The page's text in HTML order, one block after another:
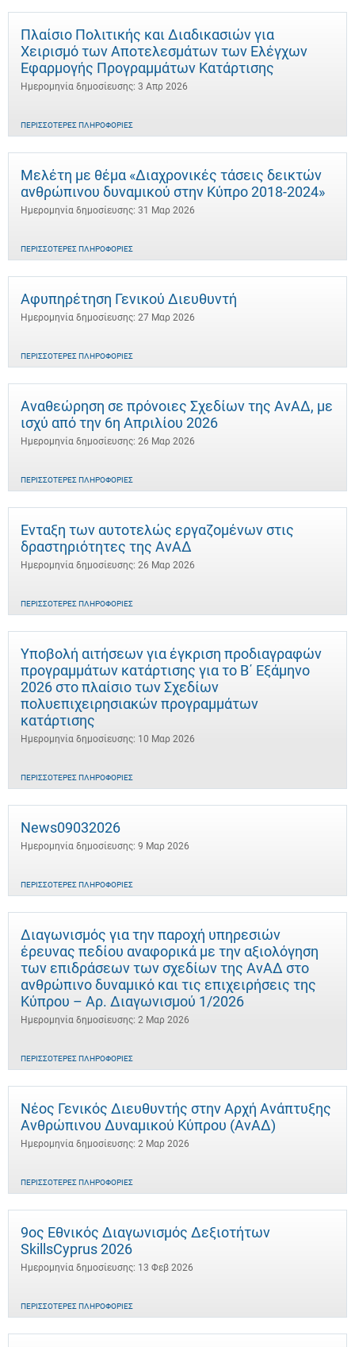
Πλαίσιο Πολιτικής και Διαδικασιών για
Χειρισμό των Αποτελεσμάτων των Ελέγχων
Εφαρμογής Προγραμμάτων Κατάρτισης
Ημερομηνία δημοσίευσης: 3 Απρ 2026
ΠΕΡΙΣΣΌΤΕΡΕΣ ΠΛΗΡΟΦΟΡΊΕΣ
Μελέτη με θέμα «Διαχρονικές τάσεις δεικτών
ανθρώπινου δυναμικού στην Κύπρο 2018-2024»
Ημερομηνία δημοσίευσης: 31 Μαρ 2026
ΠΕΡΙΣΣΌΤΕΡΕΣ ΠΛΗΡΟΦΟΡΊΕΣ
Αφυπηρέτηση Γενικού Διευθυντή
Ημερομηνία δημοσίευσης: 27 Μαρ 2026
ΠΕΡΙΣΣΌΤΕΡΕΣ ΠΛΗΡΟΦΟΡΊΕΣ
Αναθεώρηση σε πρόνοιες Σχεδίων της ΑνΑΔ, με
ισχύ από την 6η Απριλίου 2026
Ημερομηνία δημοσίευσης: 26 Μαρ 2026
ΠΕΡΙΣΣΌΤΕΡΕΣ ΠΛΗΡΟΦΟΡΊΕΣ
Ένταξη των αυτοτελώς εργαζομένων στις
δραστηριότητες της ΑνΑΔ
Ημερομηνία δημοσίευσης: 26 Μαρ 2026
ΠΕΡΙΣΣΌΤΕΡΕΣ ΠΛΗΡΟΦΟΡΊΕΣ
Υποβολή αιτήσεων για έγκριση προδιαγραφών
προγραμμάτων κατάρτισης για το Β΄ Εξάμηνο
2026 στο πλαίσιο των Σχεδίων
πολυεπιχειρησιακών προγραμμάτων
κατάρτισης
Ημερομηνία δημοσίευσης: 10 Μαρ 2026
ΠΕΡΙΣΣΌΤΕΡΕΣ ΠΛΗΡΟΦΟΡΊΕΣ
News09032026
Ημερομηνία δημοσίευσης: 9 Μαρ 2026
ΠΕΡΙΣΣΌΤΕΡΕΣ ΠΛΗΡΟΦΟΡΊΕΣ
Διαγωνισμός για την παροχή υπηρεσιών
έρευνας πεδίου αναφορικά με την αξιολόγηση
των επιδράσεων των σχεδίων της ΑνΑΔ στο
ανθρώπινο δυναμικό και τις επιχειρήσεις της
Κύπρου – Αρ. Διαγωνισμού 1/2026
Ημερομηνία δημοσίευσης: 2 Μαρ 2026
ΠΕΡΙΣΣΌΤΕΡΕΣ ΠΛΗΡΟΦΟΡΊΕΣ
Νέος Γενικός Διευθυντής στην Αρχή Ανάπτυξης
Ανθρώπινου Δυναμικού Κύπρου (ΑνΑΔ)
Ημερομηνία δημοσίευσης: 2 Μαρ 2026
ΠΕΡΙΣΣΌΤΕΡΕΣ ΠΛΗΡΟΦΟΡΊΕΣ
9ος Εθνικός Διαγωνισμός Δεξιοτήτων
SkillsCyprus 2026
Ημερομηνία δημοσίευσης: 13 Φεβ 2026
ΠΕΡΙΣΣΌΤΕΡΕΣ ΠΛΗΡΟΦΟΡΊΕΣ